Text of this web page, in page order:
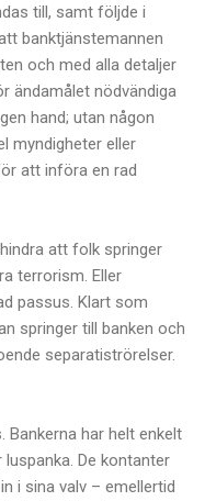
till, samt följde i
banktjänstemannen
och med alla detaljer
ändamålet nödvändiga
hand; utan någon
myndigheter eller
att införa en rad
att folk springer
terrorism. Eller
passus. Klart som
springer till banken och
separatiströrelser.
Bankerna har helt enkelt
De kontanter
i sina valv – emellertid